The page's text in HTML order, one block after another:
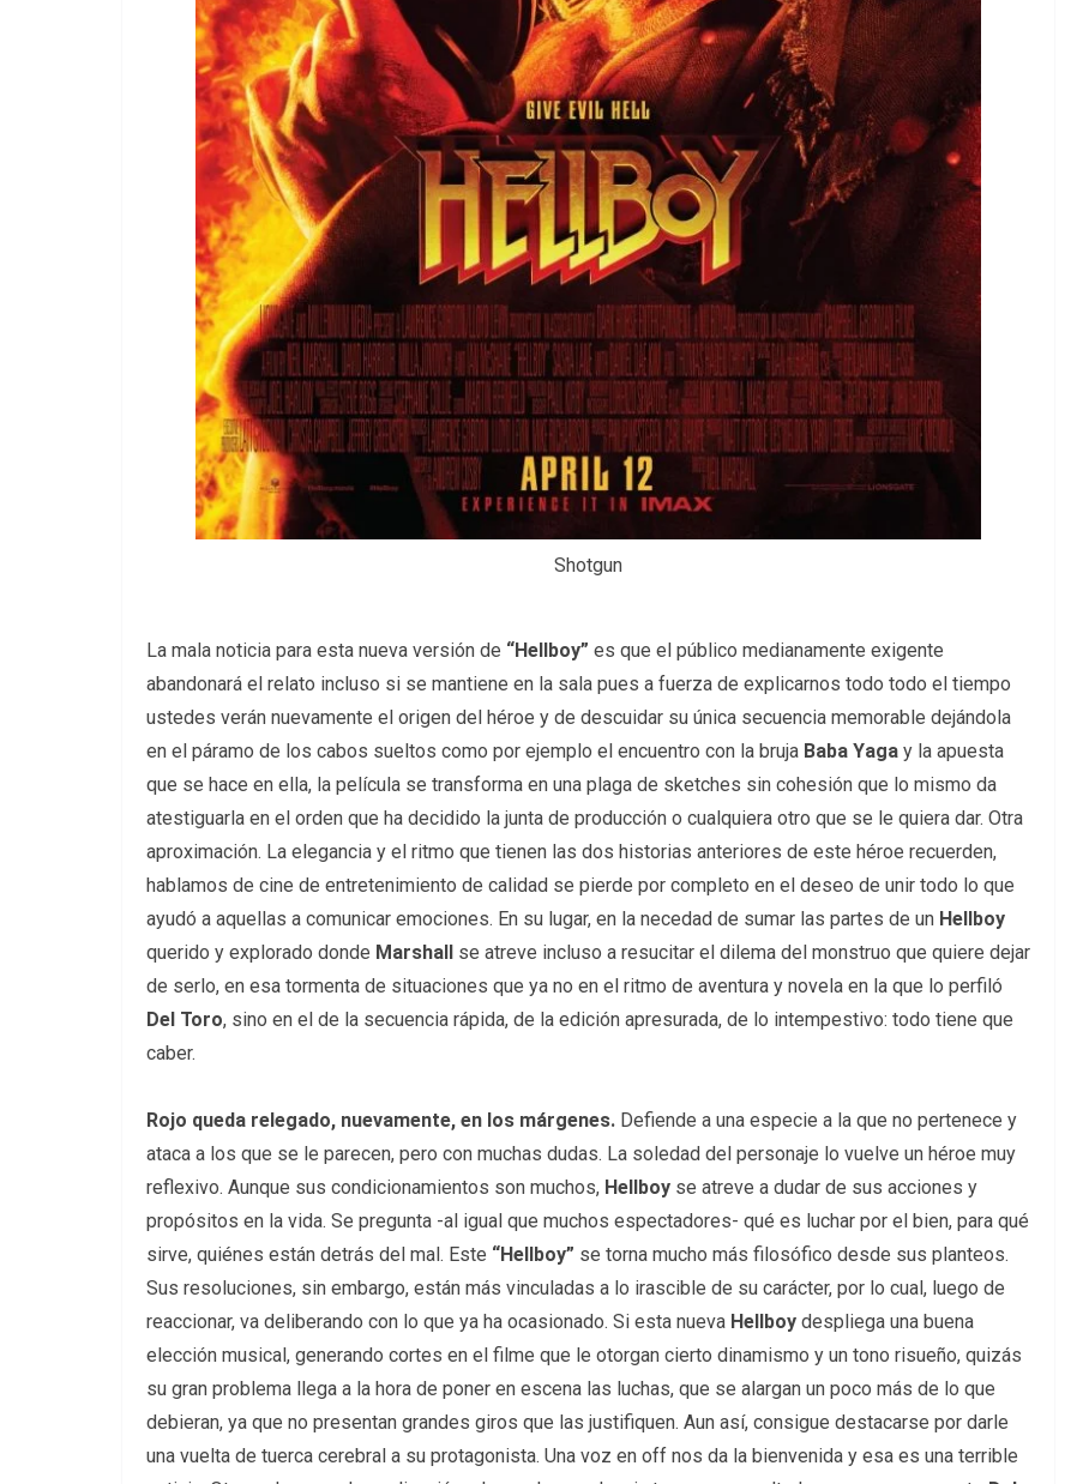
Shotgun
La mala noticia para esta nueva versión de “Hellboy” es que el público medianamente exigente
abandonará el relato incluso si se mantiene en la sala pues a fuerza de explicarnos todo todo el tiempo
ustedes verán nuevamente el origen del héroe y de descuidar su única secuencia memorable dejándola
en el páramo de los cabos sueltos como por ejemplo el encuentro con la bruja Baba Yaga y la apuesta
que se hace en ella, la película se transforma en una plaga de sketches sin cohesión que lo mismo da
atestiguarla en el orden que ha decidido la junta de producción o cualquiera otro que se le quiera dar. Otra
aproximación. La elegancia y el ritmo que tienen las dos historias anteriores de este héroe recuerden,
hablamos de cine de entretenimiento de calidad se pierde por completo en el deseo de unir todo lo que
ayudó a aquellas a comunicar emociones. En su lugar, en la necedad de sumar las partes de un Hellboy
querido y explorado donde Marshall se atreve incluso a resucitar el dilema del monstruo que quiere dejar
de serlo, en esa tormenta de situaciones que ya no en el ritmo de aventura y novela en la que lo perfiló
Del Toro, sino en el de la secuencia rápida, de la edición apresurada, de lo intempestivo: todo tiene que
caber.
Rojo queda relegado, nuevamente, en los márgenes. Defiende a una especie a la que no pertenece y
ataca a los que se le parecen, pero con muchas dudas. La soledad del personaje lo vuelve un héroe muy
reflexivo. Aunque sus condicionamientos son muchos, Hellboy se atreve a dudar de sus acciones y
propósitos en la vida. Se pregunta -al igual que muchos espectadores- qué es luchar por el bien, para qué
sirve, quiénes están detrás del mal. Este “Hellboy” se torna mucho más filosófico desde sus planteos.
Sus resoluciones, sin embargo, están más vinculadas a lo irascible de su carácter, por lo cual, luego de
reaccionar, va deliberando con lo que ya ha ocasionado. Si esta nueva Hellboy despliega una buena
elección musical, generando cortes en el filme que le otorgan cierto dinamismo y un tono risueño, quizás
su gran problema llega a la hora de poner en escena las luchas, que se alargan un poco más de lo que
debieran, ya que no presentan grandes giros que las justifiquen. Aun así, consigue destacarse por darle
una vuelta de tuerca cerebral a su protagonista. Una voz en off nos da la bienvenida y esa es una terrible